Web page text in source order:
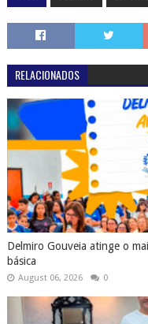
RELACIONADOS
Delmiro Gouveia atinge o
básica
August 06, 2026 0